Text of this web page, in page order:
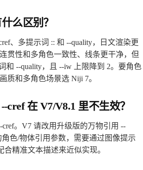
么区别？
、多提示词 :: 和 --quality，日文渲染更
贯性和多角色一致性、线条更干净，但
和 --quality，且 --iw 上限降到 2。要角色
质和多角色场景选 Niji 7。
cref 在 V7/V8.1 里不生效？
。V7 请改用升级版的万物引用 --
色/物体引用参数，需要通过图像提示
精准文本描述来近似实现。